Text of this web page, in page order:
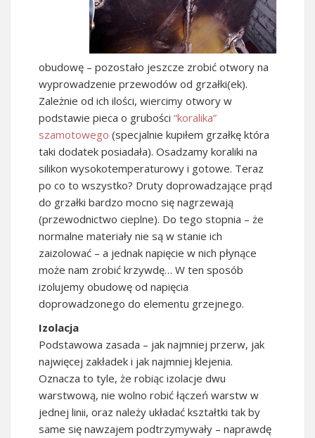
obudowę – pozostało jeszcze zrobić otwory na
wyprowadzenie przewodów od grzałki(ek).
Zależnie od ich ilości, wiercimy otwory w
podstawie pieca o grubości “koralika”
szamotowego (specjalnie kupiłem grzałkę która
taki dodatek posiadała). Osadzamy koraliki na
silikon wysokotemperaturowy i gotowe. Teraz
po co to wszystko? Druty doprowadzające prąd
do grzałki bardzo mocno się nagrzewają
(przewodnictwo cieplne). Do tego stopnia – że
normalne materiały nie są w stanie ich
zaizolować – a jednak napięcie w nich płynące
może nam zrobić krzywdę… W ten sposób
izolujemy obudowę od napięcia
doprowadzonego do elementu grzejnego.
Izolacja
Podstawowa zasada – jak najmniej przerw, jak
najwięcej zakładek i jak najmniej klejenia.
Oznacza to tyle, że robiąc izolacje dwu
warstwową, nie wolno robić łączeń warstw w
jednej linii, oraz należy układać kształtki tak by
same się nawzajem podtrzymywały – naprawdę